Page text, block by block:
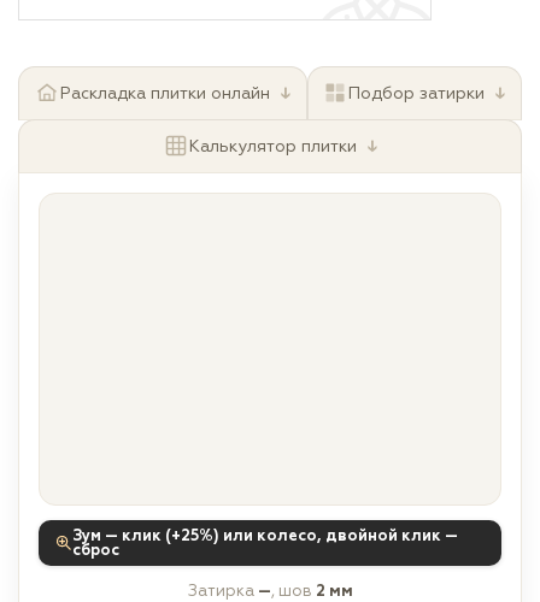
Раскладка плитки онлайн ↓ Подбор затирки ↓
Калькулятор плитки ↓
Зум — клик (+25%) или колесо, двойной клик —
сброс
Затирка —, шов 2 мм